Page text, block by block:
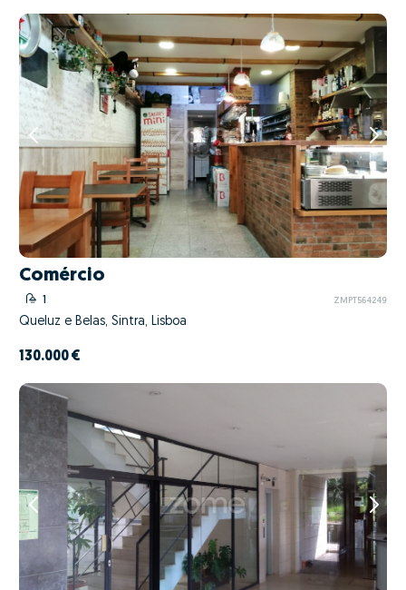
Comércio
1 ZMPT564249
Queluz e Belas, Sintra, Lisboa
130.000 €